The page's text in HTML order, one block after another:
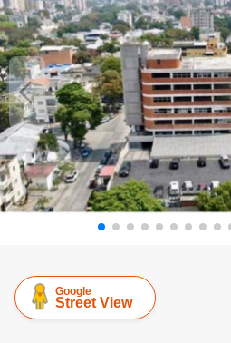
Google
Street View